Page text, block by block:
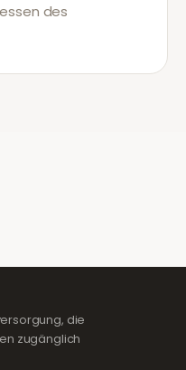
des
die
zugänglich